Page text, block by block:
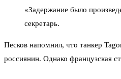
«Задержание было
секретарь.
Песков напомнил, что танкер
россиянин. Однако французская